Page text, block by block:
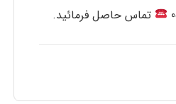
تماس حاصل فرمائید.